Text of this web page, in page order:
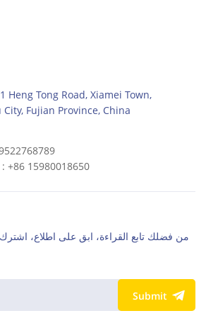
Heng Tong Road, Xiamei Town,
City, Fujian Province, China
+86 15980018650
من فضلك تابع القراءة، ابق على اطلاع،
Submit